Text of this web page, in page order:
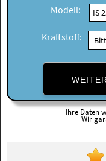
Modell:
Kraftstoff:
Ihre Daten
Wir